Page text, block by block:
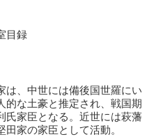
）
目録
は、中世には備後国世羅にい
的な土豪と推定され、戦国期
氏家臣となる。近世には萩藩
田家の家臣として活動。